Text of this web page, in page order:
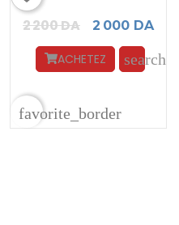
2 200 DA 2 000 DA
ACHETEZ search
favorite_border